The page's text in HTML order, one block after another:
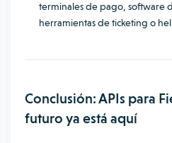
terminales de pago, software
herramientas de ticketing o
Conclusión: APIs para
futuro ya está aquí